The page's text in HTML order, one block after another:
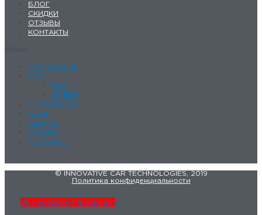
БЛОГ
СКИДКИ
ОТЗЫВЫ
КОНТАКТЫ
ЧИП-ТЮНИНГ
КПП
DSG
ZF 8HP
О КОМПАНИИ
БЛОГ
СКИДКИ
ОТЗЫВЫ
КОНТАКТЫ
© INNOVATIVE CAR TECHNOLOGIES, 2019
Политика конфиденциальности
Vk Facebook-f Instagram